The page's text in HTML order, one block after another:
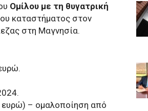
Ομίλου με τη θυγατρική
καταστήματος στον
στη Μαγνησία.
– ομαλοποίηση από